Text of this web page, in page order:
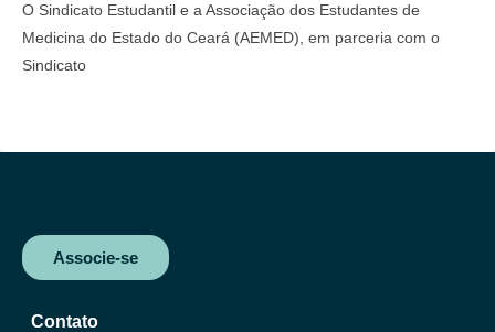
c
e
b
i
t
t
a
t
l
e
O Sindicato Estudantil e a Associação dos Estudantes de
Medicina do Estado do Ceará (AEMED), em parceria com o
Sindicato
Associe-se
Contato